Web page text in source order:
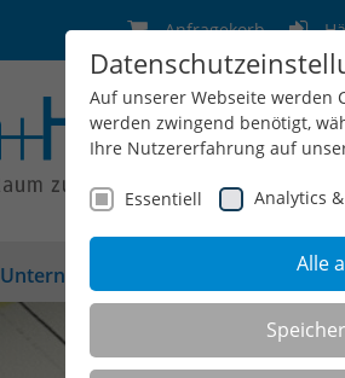
Anfragekorb
Unternehmen
Auf unserer Webseite werden
werden zwingend benötigt,
Ihre Nutzererfahrung auf
Essentiell Analytics
Alle